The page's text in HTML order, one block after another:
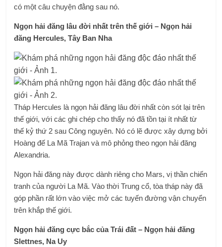
có một câu chuyện đằng sau nó.
Ngọn hải đăng lâu đời nhất trên thế giới – Ngọn hải
đăng Hercules, Tây Ban Nha
Tháp Hercules là ngọn hải đăng lâu đời nhất còn sót lại trên
thế giới, với các ghi chép cho thấy nó đã tồn tại ít nhất từ ​​
thế kỷ thứ 2 sau Công nguyên. Nó có lẽ được xây dựng bởi
Hoàng đế La Mã Trajan và mô phỏng theo ngọn hải đăng
Alexandria.
Ngọn hải đăng này được dành riêng cho Mars, vị thần chiến
tranh của người La Mã. Vào thời Trung cổ, tòa tháp này đã
góp phần rất lớn vào việc mở các tuyến đường vận chuyển
trên khắp thế giới.
Ngọn hải đăng cực bắc của Trái đất – Ngọn hải đăng
Slettnes, Na Uy